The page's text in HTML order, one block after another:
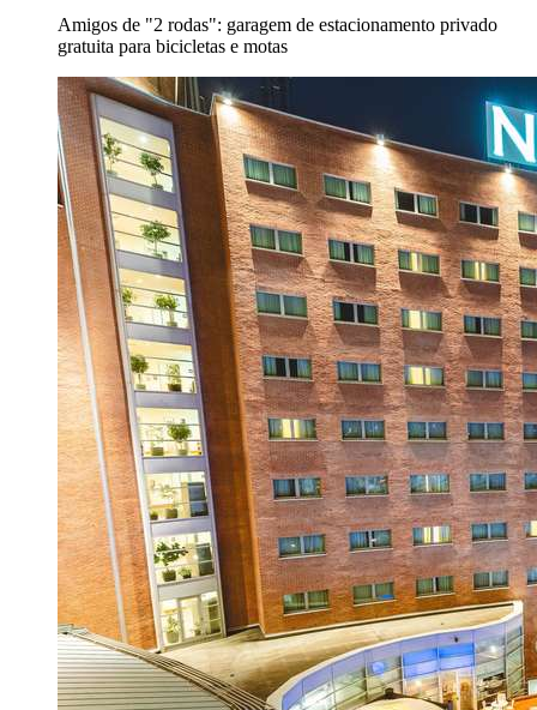
Amigos de "2 rodas": garagem de estacionamento privado
gratuita para bicicletas e motas